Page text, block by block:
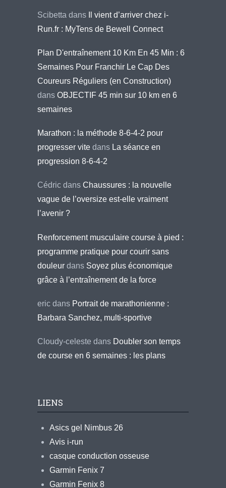
Scibetta dans
Il vient d’arriver chez i-
Run.fr : MyTens de Bewell Connect
Plan D'entraînement 10 Km En 45 Min : 6
Semaines Pour Franchir Le Cap Des
Coureurs Réguliers (en Construction)
dans OBJECTIF 45 min sur 10 km en 6
semaines
Marathon : la méthode 8-6-4-2 pour
progresser vite dans La séance en
progression 8-6-4-2
Cédric dans Chaussures : la nouvelle
vague de l’oversize est-elle vraiment
l’avenir ?
Renforcement musculaire course à pied :
programme pratique pour courir sans
douleur dans Soyez plus économique
grâce à l’entraînement de la force
eric dans Portrait de marathonienne :
Barbara Sanchez, multi-sportive
Cloudy-celeste dans Doubler son temps
de course en 6 semaines : les plans
LIENS
Asics gel Nimbus 26
Avis i-run
casque conduction osseuse
Garmin Fenix 7
Garmin Fenix 8